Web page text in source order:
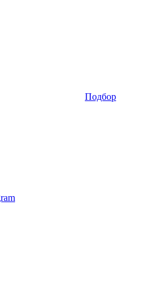
Подбор